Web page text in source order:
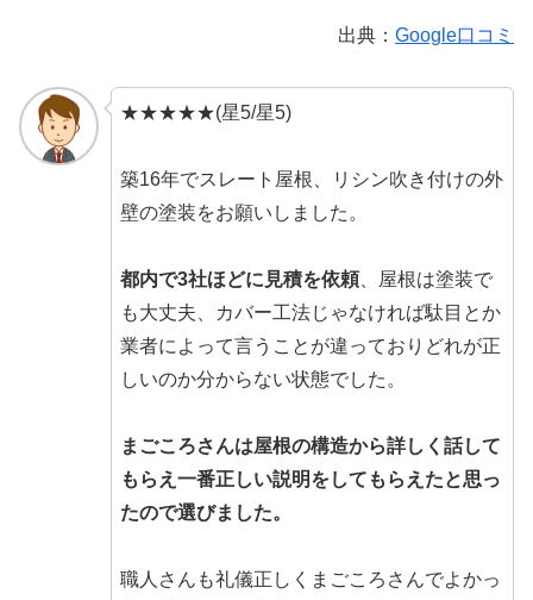
出典： Google口コミ
★★★★★(星5/星5)
築16年でスレート屋根、リシン吹き付けの外
壁の塗装をお願いしました。
都内で3社ほどに見積を依頼、屋根は塗装で
も大丈夫、カバー工法じゃなければ駄目とか
業者によって言うことが違っておりどれが正
しいのか分からない状態でした。
まごころさんは屋根の構造から詳しく話して
もらえ一番正しい説明をしてもらえたと思っ
たので選びました。
職人さんも礼儀正しくまごころさんでよかっ